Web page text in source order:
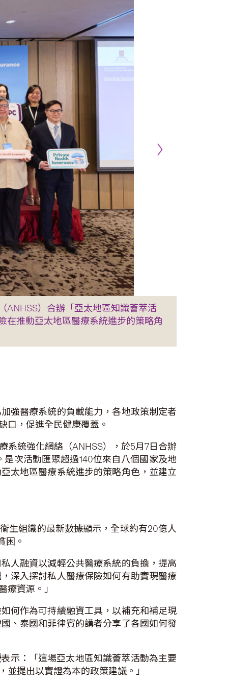
ANHSS）合辦「亞太地區知識薈萃活
在推動亞太地區醫療系統進步的策略角
強醫療系統的負載能力，各地政策制定者
口，促進全民健康覆蓋。
系統強化網絡（ANHSS），於5月7日合辦
次活動匯聚超過140位來自八個國家及地
太地區醫療系統進步的策略角色，並建立
生組織的最新數據顯示，全球約有20億人
困。
人融資以減輕公共醫療系統的負擔，提高
深入探討私人醫療保險如何有助實現醫療
資源。」
何作為可持續融資工具，以補充和補足現
、泰國和菲律賓的講者分享了各國如何發
表示：「這場亞太地區知識薈萃活動為主要
提出以實證為本的政策建議。」